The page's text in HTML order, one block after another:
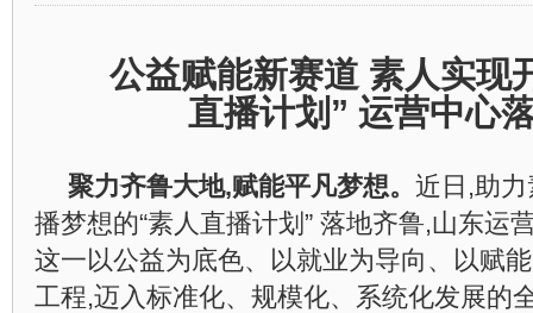
公益赋能新赛道 素人实现
直播计划” 运营中心
聚力齐鲁大地,赋能平凡梦想。 近日,助
播梦想的“素人直播计划” 落地齐鲁,山东运
这一以公益为底色、以就业为导向、以赋
工程,迈入标准化、规模化、系统化发展的